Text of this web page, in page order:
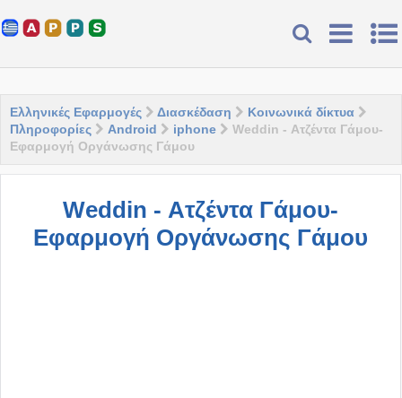
Ελληνικές Εφαρμογές Διασκέδαση
Κοινωνικά δίκτυα
Πληροφορίες
Android iphone
Weddin - Ατζέντα Γάμου-
Eφαρμογή Οργάνωσης Γάμου
Weddin - Ατζέντα Γάμου-
Eφαρμογή Οργάνωσης Γάμου